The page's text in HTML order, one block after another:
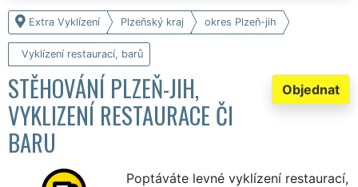
Extra Vyklízení Plzeňský kraj okres Plzeň-jih
Vyklízení restaurací, barů
Objednat
STĚHOVÁNÍ PLZEŇ-JIH,
VYKLIZENÍ RESTAURACE ČI
BARU
Poptáváte levné vyklízení restaurací,